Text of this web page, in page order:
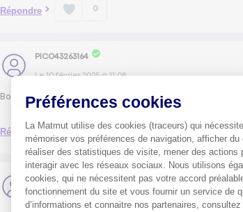
Répondre 0
PICO43263164
Le10 février 2025à11:08
Bonjour, il faut aller en concession qui passe un coup
Répondre 0
S_PA56216465
Le10 février 2025 à11:03
Préférences cookies
La Matmut utilise des cookies (traceurs) qui
mémoriser vos préférences de navigation, afficher du
réaliser des statistiques de visite, mener des actions
interagir avec les réseaux sociaux. Nous utilisons
cookies, qui ne nécessitent pas votre accord
fonctionnement du site et vous fournir un service de
d’informations et connaitre nos partenaires, consultez
Axeptio consent